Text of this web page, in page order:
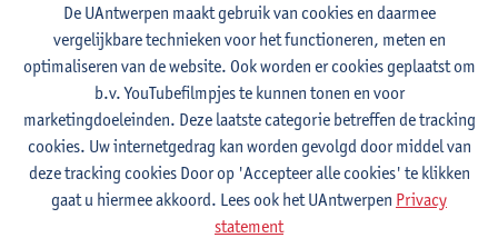
Lesgever(s):
Nina Reviers
Anna Gagiano
Donata Lisaite
Spaans: verplichte opleidingsonderdelen
Gramática española 1
1E SEM
3studiepunten
Lesgever(s):
Anne Verhaert
De UAntwerpen maakt gebruik van cookies en daarmee
vergelijkbare technieken voor het functioneren, meten en
optimaliseren van de website. Ook worden er cookies geplaatst om
b.v. YouTubefilmpjes te kunnen tonen en voor
marketingdoeleinden. Deze laatste categorie betreffen de tracking
cookies. Uw internetgedrag kan worden gevolgd door middel van
deze tracking cookies Door op 'Accepteer alle cookies' te klikken
gaat u hiermee akkoord. Lees ook het UAntwerpen Privacy
statement